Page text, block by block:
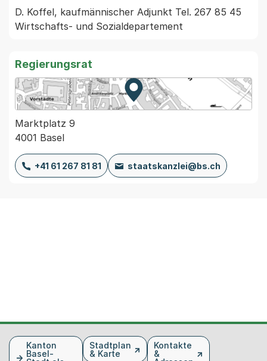
D. Koffel, kaufmännischer Adjunkt Tel. 267 85 45
Regierungsrat
Zur Karte von MapBS.
Externer Link, wird in einem
Marktplatz 9
4001 Basel
+41 61 267 81 81 staatskanzlei@bs.ch
FusszeileKanton
Basel-
Stadtplan
& Karte
Kontakte
&